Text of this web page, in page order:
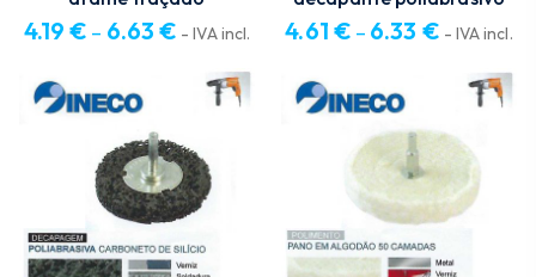
4.19€ – 6.63€
range:
4.19 €
- IVA incl. 4.61 € – 6.33 €
range:
4.61 €
- IVA incl.